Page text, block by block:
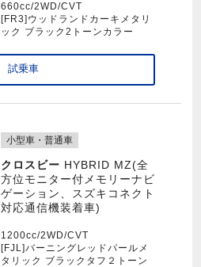
660cc/2WD/CVT
[FR3]ウッドランドカーキメタリ
ック ブラック2トーンカラー
試乗車
小型車・普通車
クロスビー HYBRID MZ(全
方位モニター付メモリーナビ
ゲーション、スズキコネクト
対応通信機装着車)
1200cc/2WD/CVT
[FJL]バーニングレッドパールメ
タリック ブラックタフ２トーン